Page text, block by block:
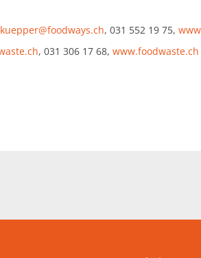
, 031 552 19 75,
, 031 306 17 68, www.foodwaste.ch